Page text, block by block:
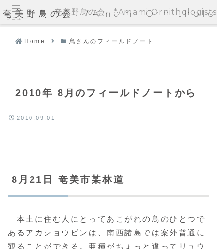
奄美野鳥の会 *Amami
Home 鳥さんのフィールドノート
2010年 8月のフィールドノートから
2010.09.01
8月21日 奄美市某林道
本土に住む人にとってあこがれの鳥のひとつで
あるアカショウビンは、南西諸島では案外普通に
観ることができる。亜種がちょっと違ってリュウ
メニュー
奄美野鳥の会 *Amami